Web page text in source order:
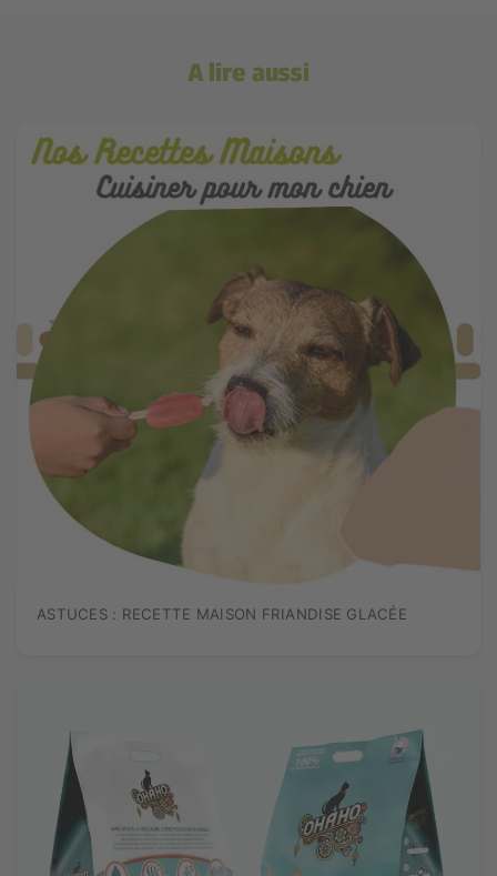
A lire aussi
ASTUCES : RECETTE MAISON FRIANDISE GLACÉE